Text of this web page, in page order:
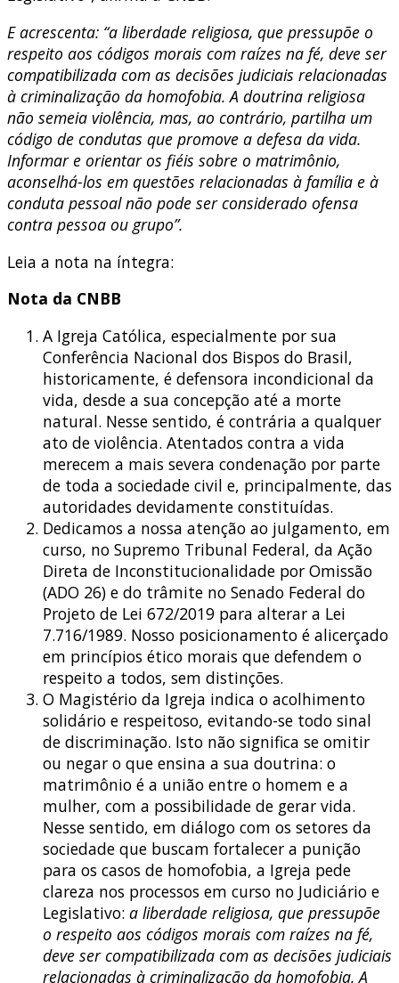
E acrescenta: “a liberdade religiosa, que pressupõe o
respeito aos códigos morais com raízes na fé, deve ser
compatibilizada com as decisões judiciais relacionadas
à criminalização da homofobia. A doutrina religiosa
não semeia violência, mas, ao contrário, partilha um
código de condutas que promove a defesa da vida.
Informar e orientar os fiéis sobre o matrimônio,
aconselhá-los em questões relacionadas à família e à
conduta pessoal não pode ser considerado ofensa
contra pessoa ou grupo”.
Leia a nota na íntegra:
Nota da CNBB
A Igreja Católica, especialmente por sua
Conferência Nacional dos Bispos do Brasil,
historicamente, é defensora incondicional da
vida, desde a sua concepção até a morte
natural. Nesse sentido, é contrária a qualquer
ato de violência. Atentados contra a vida
merecem a mais severa condenação por parte
de toda a sociedade civil e, principalmente, das
autoridades devidamente constituídas.
Dedicamos a nossa atenção ao julgamento, em
curso, no Supremo Tribunal Federal, da Ação
Direta de Inconstitucionalidade por Omissão
(ADO 26) e do trâmite no Senado Federal do
Projeto de Lei 672/2019 para alterar a Lei
7.716/1989. Nosso posicionamento é alicerçado
em princípios ético morais que defendem o
respeito a todos, sem distinções.
O Magistério da Igreja indica o acolhimento
solidário e respeitoso, evitando-se todo sinal
de discriminação. Isto não significa se omitir
ou negar o que ensina a sua doutrina: o
matrimônio é a união entre o homem e a
mulher, com a possibilidade de gerar vida.
Nesse sentido, em diálogo com os setores da
sociedade que buscam fortalecer a punição
para os casos de homofobia, a Igreja pede
clareza nos processos em curso no Judiciário e
Legislativo: a liberdade religiosa, que pressupõe
o respeito aos códigos morais com raízes na fé,
deve ser compatibilizada com as decisões judiciais
relacionadas à criminalização da homofobia. A